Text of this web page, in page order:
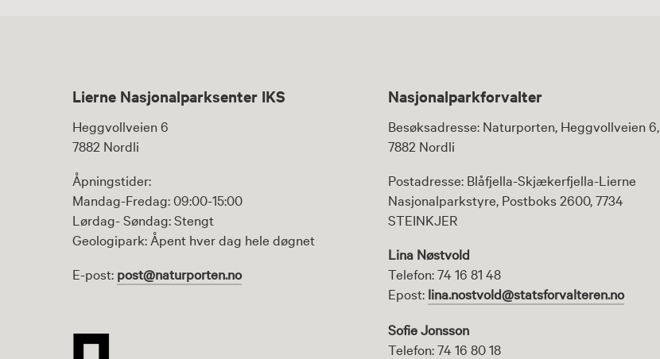
Lierne Nasjonalparksenter IKS
Heggvollveien 6
7882 Nordli
Åpningstider:
Mandag-Fredag: 09:00-15:00
Lørdag- Søndag: Stengt
Geologipark: Åpent hver dag hele døgnet
E-post: post@naturporten.no
Nasjonalparkforvalter
Besøksadresse: Naturporten, Heggvollveien 6,
7882 Nordli
Postadresse: Blåfjella-Skjækerfjella-Lierne
Nasjonalparkstyre, Postboks 2600, 7734
STEINKJER
Lina Nøstvold
Telefon: 74 16 81 48
Epost: lina.nostvold@statsforvalteren.no
Sofie Jonsson
Telefon: 74 16 80 18